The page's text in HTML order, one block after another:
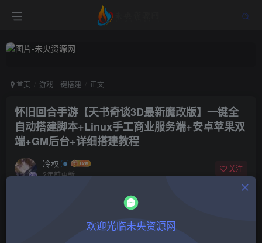
首页 游戏一键搭建 正文
怀旧回合手游【天书奇谈3D最新魔改版】一键全
自动搭建脚本+Linux手工商业服务端+安卓苹果双
端+GM后台+详细搭建教程
冷权
2年前更新
关注
欢迎光临未央资源网